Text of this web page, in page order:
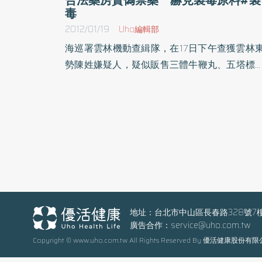
毒
2012/01/19 Uho編輯部
海巡署雲林機動查緝隊，在17日下午查獲雲林
勢陳姓嫌疑人，疑似販售三體牛鞭丸、五塔標行
巡署將全案依法移送偵辦。雲林查緝隊表示，
去年到目前為止，已經查獲偽劣禁藥9件，共
扣偽禁藥品295公斤，希望能夠有效地杜絕偽劣
禁藥流入市面，同時查緝隊也呼籲民眾，千萬
地址：台北市中山區長春路328號7
廣告合作： service@uho.com.tw
Copyright © www.uho.com.tw All Rights Reserved By 優活健康股份有限